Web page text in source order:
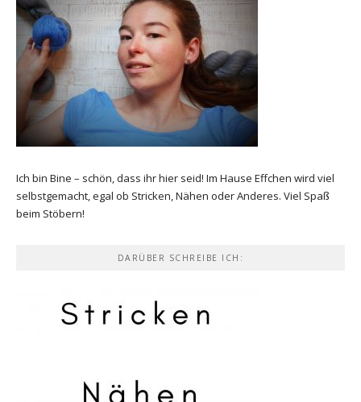
Ich bin Bine – schön, dass ihr hier seid! Im Hause Effchen wird viel
selbstgemacht, egal ob Stricken, Nähen oder Anderes. Viel Spaß
beim Stöbern!
DARÜBER SCHREIBE ICH: